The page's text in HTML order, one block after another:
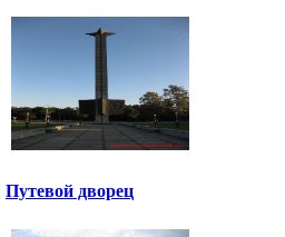
Путевой дворец